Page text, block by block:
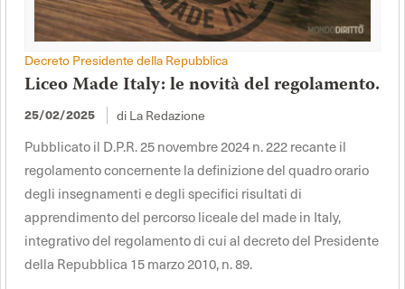
Decreto Presidente della Repubblica
Liceo Made Italy: le novità del regolamento.
25/02/2025 di La Redazione
Pubblicato il D.P.R. 25 novembre 2024 n. 222 recante il
regolamento concernente la definizione del quadro orario
degli insegnamenti e degli specifici risultati di
apprendimento del percorso liceale del made in Italy,
integrativo del regolamento di cui al decreto del Presidente
della Repubblica 15 marzo 2010, n. 89.